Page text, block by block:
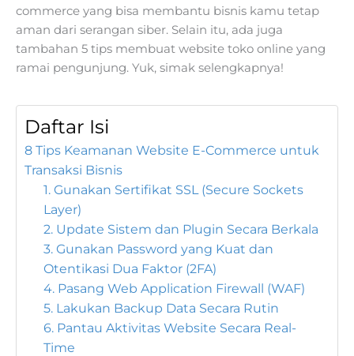
commerce yang bisa membantu bisnis kamu tetap
aman dari serangan siber. Selain itu, ada juga
tambahan 5 tips membuat website toko online yang
ramai pengunjung. Yuk, simak selengkapnya!
Daftar Isi
8 Tips Keamanan Website E-Commerce untuk
Transaksi Bisnis
1. Gunakan Sertifikat SSL (Secure Sockets
Layer)
2. Update Sistem dan Plugin Secara Berkala
3. Gunakan Password yang Kuat dan
Otentikasi Dua Faktor (2FA)
4. Pasang Web Application Firewall (WAF)
5. Lakukan Backup Data Secara Rutin
6. Pantau Aktivitas Website Secara Real-
Time